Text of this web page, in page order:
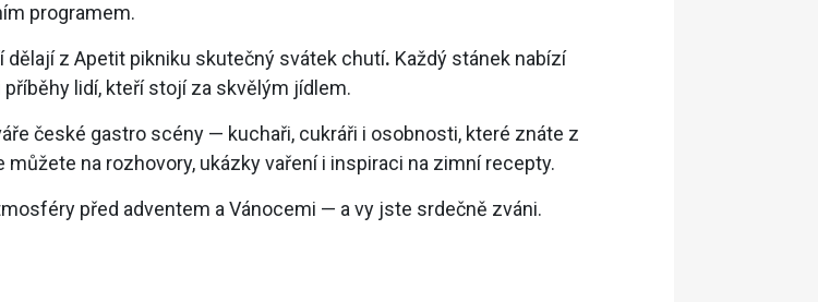
programem.
z Apetit pikniku skutečný svátek chutí. Každý stánek nabízí
lidí, kteří stojí za skvělým jídlem.
české gastro scény — kuchaři, cukráři i osobnosti, které znáte z
na rozhovory, ukázky vaření i inspiraci na zimní recepty.
před adventem a Vánocemi — a vy jste srdečně zváni.